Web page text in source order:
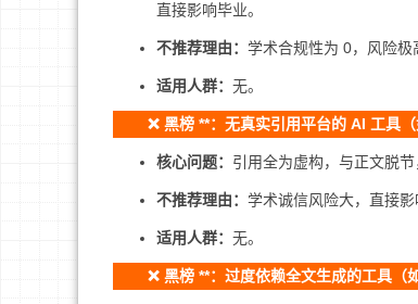
直接影响毕业。
不推荐理由： 学术合规性为 0，风险极
适用人群： 无。
❌ 黑榜 **：无真实引用平台的 AI 工具（
核心问题： 引用全为虚构，与正文脱
不推荐理由： 学术诚信风险大，直接影
适用人群： 无。
❌ 黑榜 **：过度依赖全文生成的工具（